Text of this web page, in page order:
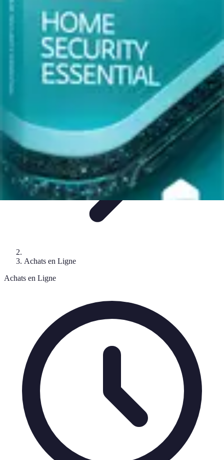
Astuces Pour Économiser
Économies QuotidiennesÉnergieAstuces Quotidiennes
Voyages
Astuces Pour Économiser
Achats en Ligne
Achats en Ligne